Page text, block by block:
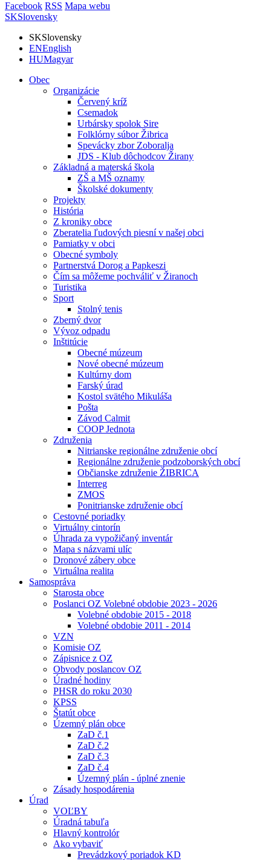
Facebook RSS Mapa webu
SKSlovensky
SKSlovensky
ENEnglish
HUMagyar
Obec
Organizácie
Červený kríž
Csemadok
Urbársky spolok Sire
Folklórny súbor Žibrica
Spevácky zbor Zoboralja
JDS - Klub dôchodcov Žirany
Základná a materská škola
ZŠ a MŠ oznamy
Školské dokumenty
Projekty
História
Z kroniky obce
Zberatelia ľudových piesní v našej obci
Pamiatky v obci
Obecné symboly
Partnerstvá Dorog a Papkeszi
Čím sa môžeme pochváliť v Žiranoch
Turistika
Sport
Stolný tenis
Zberný dvor
Vývoz odpadu
Inštitúcie
Obecné múzeum
Nové obecné múzeum
Kultúrny dom
Farský úrad
Kostol svätého Mikuláša
Pošta
Závod Calmit
COOP Jednota
Združenia
Nitrianske regionálne združenie obcí
Regionálne združenie podzoborských obcí
Občianske združenie ŽIBRICA
Interreg
ZMOS
Ponitrianske združenie obcí
Cestovné poriadky
Virtuálny cintorín
Úhrada za vypožičaný inventár
Mapa s názvami ulíc
Dronové zábery obce
Virtuálna realita
Samospráva
Starosta obce
Poslanci OZ Volebné obdobie 2023 - 2026
Volebné obdobie 2015 - 2018
Volebné obdobie 2011 - 2014
VZN
Komisie OZ
Zápisnice z OZ
Obvody poslancov OZ
Úradné hodiny
PHSR do roku 2030
KPSS
Štatút obce
Územný plán obce
ZaD č.1
ZaD č.2
ZaD č.3
ZaD č.4
Územný plán - úplné znenie
Zásady hospodárenia
Úrad
VOĽBY
Úradná tabuľa
Hlavný kontrolór
Ako vybaviť
Prevádzkový poriadok KD